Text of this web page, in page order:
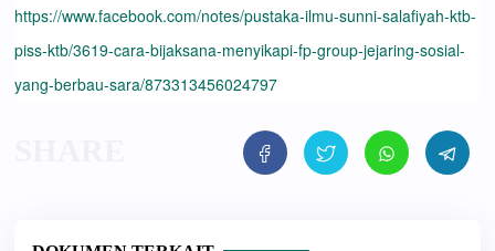
https://www.facebook.com/notes/pustaka-ilmu-sunni-salafiyah-ktb-
piss-ktb/3619-cara-bijaksana-menyikapi-fp-group-jejaring-sosial-
yang-berbau-sara/873313456024797